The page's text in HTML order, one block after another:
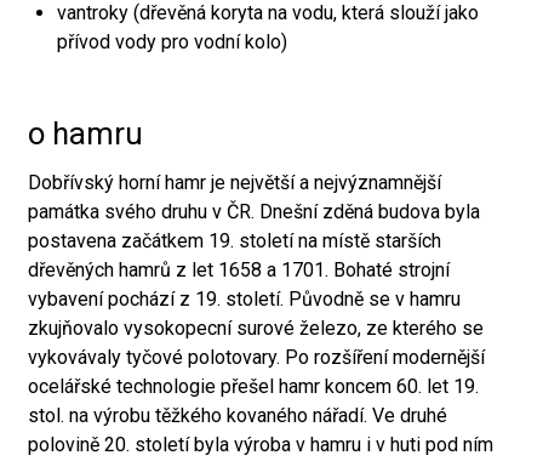
vantroky (dřevěná koryta na vodu, která slouží jako
přívod vody pro vodní kolo)
o hamru
Dobřívský horní hamr je největší a nejvýznamnější
památka svého druhu v ČR. Dnešní zděná budova byla
postavena začátkem 19. století na místě starších
dřevěných hamrů z let 1658 a 1701. Bohaté strojní
vybavení pochází z 19. století. Původně se v hamru
zkujňovalo vysokopecní surové železo, ze kterého se
vykovávaly tyčové polotovary. Po rozšíření modernější
ocelářské technologie přešel hamr koncem 60. let 19.
stol. na výrobu těžkého kovaného nářadí. Ve druhé
polovině 20. století byla výroba v hamru i v huti pod ním